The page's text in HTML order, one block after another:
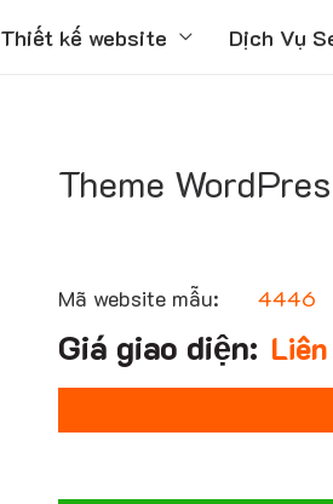
Thiết kế website Dịch Vụ
Theme
Mã website mẫu: 4446